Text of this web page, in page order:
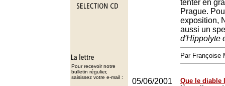
Pour recevoir notre
bulletin régulier,
saisissez votre e-mail :
tenter en
Prague.
exposition,
aussi un
d'Hippolyte
Par Françoise
05/06/2001
Que le diable